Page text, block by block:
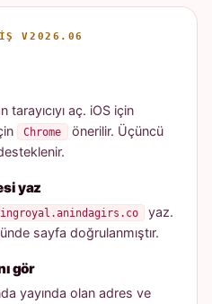
V2026.06
tarayıcıyı aç. iOS için
Chrome
önerilir. Üçüncü
yaz
yaz.
sayfa doğrulanmıştır.
gör
yayında olan adres ve